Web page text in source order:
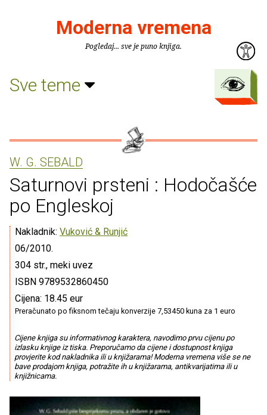
Moderna vremena
Pogledaj... sve je puno knjiga.
Sve teme
W. G. SEBALD
Saturnovi prsteni : Hodočašće
po Engleskoj
Nakladnik: Vuković & Runjić
06/2010.
304 str., meki uvez
ISBN 9789532860450
Cijena: 18.45 eur
Preračunato po fiksnom tečaju konverzije 7,53450 kuna za 1 euro
Cijene knjiga su informativnog karaktera, navodimo prvu cijenu po
izlasku knjige iz tiska. Preporučamo da cijene i dostupnost knjiga
provjerite kod nakladnika ili u knjižarama! Moderna vremena više se ne
bave prodajom knjiga, potražite ih u knjižarama, antikvarijatima ili u
knjižnicama.